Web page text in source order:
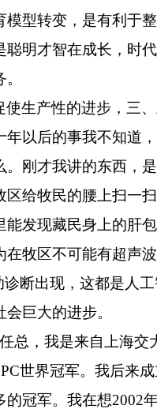
模型转变，是有利于
聪明才智在成长，时
使生产性的进步，三
年以后的事我不知道
。刚才我讲的东西，
区给牧民的腰上扫一
能发现藏民身上的肝
在牧区不可能有超声
诊断出现，这都是人
巨大的进步。
总，我是来自上海交
世界冠军。我后来
的冠军。我在想2002